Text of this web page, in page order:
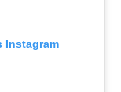
Instagram